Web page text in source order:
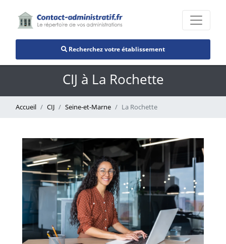
Recherchez votre établissement
CIJ à La Rochette
Accueil CIJ Seine-et-Marne La Rochette